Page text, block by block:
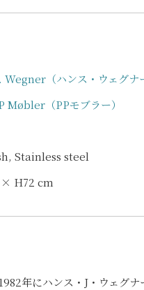
Wegner（ハンス・ウェグナ
Møbler（PPモブラー）
Stainless steel
× H72 cm
年にハンス・J・ウェグ